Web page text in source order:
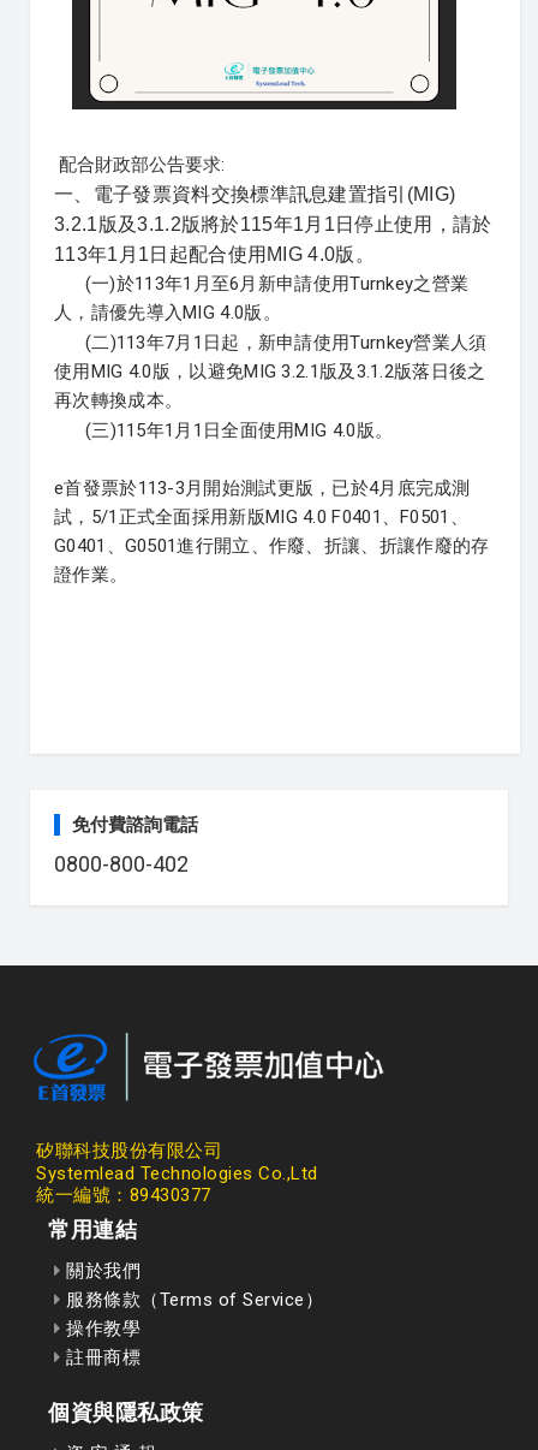
配合財政部公告要求:
一、電子發票資料交換標準訊息建置指引(MIG)
3.2.1版及3.1.2版將於115年1月1日停止使用，請於
113年1月1日起配合使用MIG 4.0版。
(一)於113年1月至6月新申請使用Turnkey之營業
人，請優先導入MIG 4.0版。
(二)113年7月1日起，新申請使用Turnkey營業人須
使用MIG 4.0版，以避免MIG 3.2.1版及3.1.2版落日後之
再次轉換成本。
(三)115年1月1日全面使用MIG 4.0版。
e首發票於113-3月開始測試更版，已於4月底完成測
試，5/1正式全面採用新版MIG 4.0 F0401、F0501、
G0401、G0501進行開立、作廢、折讓、折讓作廢的存
證作業。
免付費諮詢電話
0800-800-402
矽聯科技股份有限公司
Systemlead Technologies Co.,Ltd
統一編號：89430377
常用連結
關於我們
服務條款（Terms of Service）
操作教學
註冊商標
個資與隱私政策